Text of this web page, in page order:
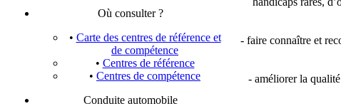
Où consulter ?
• Carte des centres de référence et
de compétence
• Centres de référence
• Centres de compétence
Conduite automobile
- faire connaître et
- améliorer la